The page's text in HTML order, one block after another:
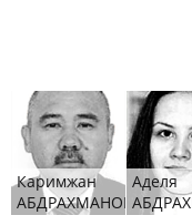
Каримжан
АБДРАХМАНОВ
Аделя